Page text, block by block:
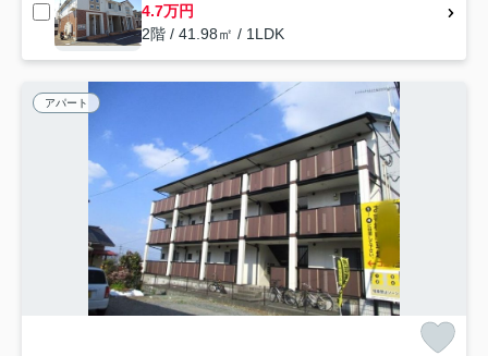
4.7万円
2階 / 41.98㎡ / 1LDK
アパート